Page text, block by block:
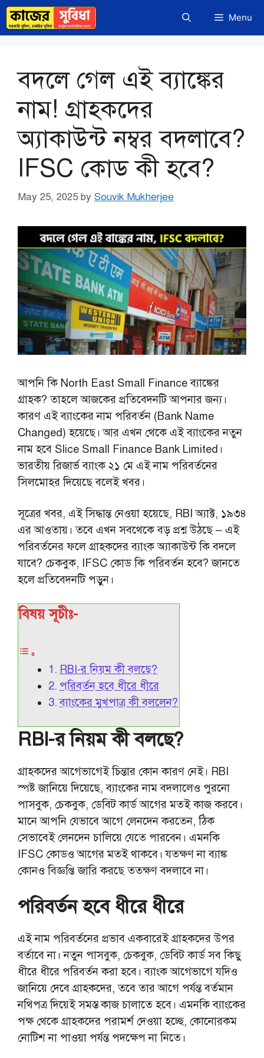
Skip
content
Menu
বদলে গেল এই ব্যাঙ্কের
নাম! গ্রাহকদের
অ্যাকাউন্ট নম্বর বদলাবে?
IFSC কোড কী হবে?
May 25, 2025 by Souvik Mukherjee
আপনি কি North East Small Finance ব্যাঙ্কের
গ্রাহক? তাহলে আজকের প্রতিবেদনটি আপনার জন্য।
কারণ এই ব্যাংকের নাম পরিবর্তন (Bank Name
Changed) হয়েছে। আর এখন থেকে এই ব্যাংকের নতুন
নাম হবে Slice Small Finance Bank Limited।
ভারতীয় রিজার্ভ ব্যাংক ২১ মে এই নাম পরিবর্তনের
সিলমোহর দিয়েছে বলেই খবর।
সূত্রের খবর, এই সিদ্ধান্ত নেওয়া হয়েছে, RBI অ্যাক্ট, ১৯৩৪
এর আওতায়। তবে এখন সবথেকে বড় প্রশ্ন উঠছে – এই
পরিবর্তনের ফলে গ্রাহকদের ব্যাংক অ্যাকাউন্ট কি বদলে
যাবে? চেকবুক, IFSC কোড কি পরিবর্তন হবে? জানতে
হলে প্রতিবেদনটি পড়ুন।
বিষয় সূচীঃ-
RBI-র নিয়ম কী বলছে?
পরিবর্তন হবে ধীরে ধীরে
ব্যাংকের মুখপাত্র কী বললেন?
RBI-র নিয়ম কী বলছে?
গ্রাহকদের আগেভাগেই চিন্তার কোন কারণ নেই। RBI
স্পষ্ট জানিয়ে দিয়েছে, ব্যাংকের নাম বদলালেও পুরনো
পাসবুক, চেকবুক, ডেবিট কার্ড আগের মতই কাজ করবে।
মানে আপনি যেভাবে আগে লেনদেন করতেন, ঠিক
সেভাবেই লেনদেন চালিয়ে যেতে পারবেন। এমনকি
IFSC কোডও আগের মতই থাকবে। যতক্ষণ না ব্যাঙ্ক
কোনও বিজ্ঞপ্তি জারি করছে ততক্ষণ বদলাবে না।
পরিবর্তন হবে ধীরে ধীরে
এই নাম পরিবর্তনের প্রভাব একবারেই গ্রাহকদের উপর
বর্তাবে না। নতুন পাসবুক, চেকবুক, ডেবিট কার্ড সব কিছু
ধীরে ধীরে পরিবর্তন করা হবে। ব্যাংক আগেভাগে যদিও
জানিয়ে দেবে গ্রাহকদের, তবে তার আগে পর্যন্ত বর্তমান
নথিপত্র দিয়েই সমস্ত কাজ চালাতে হবে। এমনকি ব্যাংকের
পক্ষ থেকে গ্রাহকদের পরামর্শ দেওয়া হচ্ছে, কোনোরকম
নোটিশ না পাওয়া পর্যন্ত পদক্ষেপ না নিতে।